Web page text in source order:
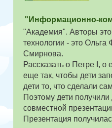
"Информационно-
"Академия". Авторы
технологии - это
Смирнова.
Рассказать о Петре I,
еще так, чтобы дети
дети то, что сделали
Поэтому дети
совместной
Презентация